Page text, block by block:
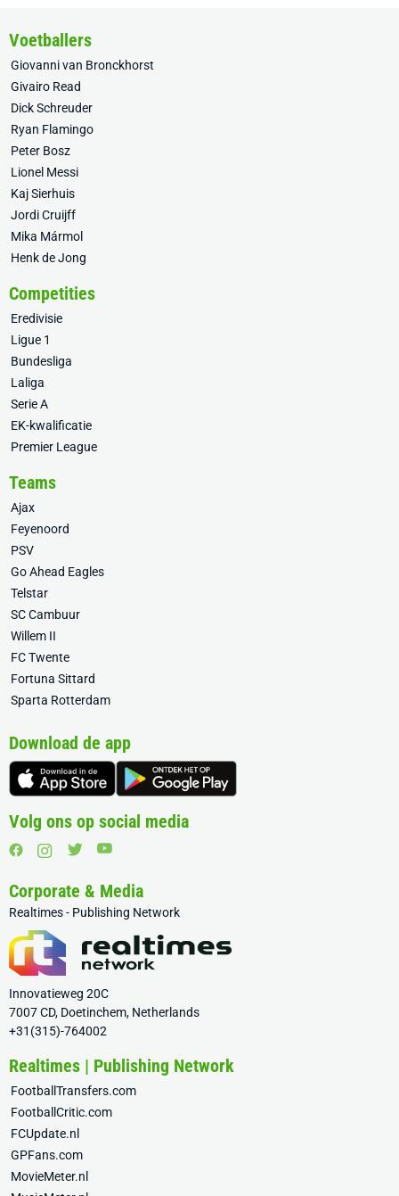
Voetballers
Giovanni van Bronckhorst
Givairo Read
Dick Schreuder
Ryan Flamingo
Peter Bosz
Lionel Messi
Kaj Sierhuis
Jordi Cruijff
Mika Mármol
Henk de Jong
Competities
Eredivisie
Ligue 1
Bundesliga
Laliga
Serie A
EK-kwalificatie
Premier League
Teams
Ajax
Feyenoord
PSV
Go Ahead Eagles
Telstar
SC Cambuur
Willem II
FC Twente
Fortuna Sittard
Sparta Rotterdam
Download de app
Volg ons op social media
Corporate & Media
Realtimes - Publishing Network
Innovatieweg 20C
7007 CD, Doetinchem, Netherlands
+31(315)-764002
Realtimes | Publishing Network
FootballTransfers.com
FootballCritic.com
FCUpdate.nl
GPFans.com
MovieMeter.nl